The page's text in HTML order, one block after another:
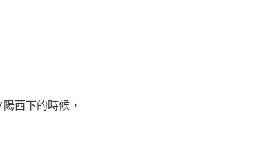
西下的時候，